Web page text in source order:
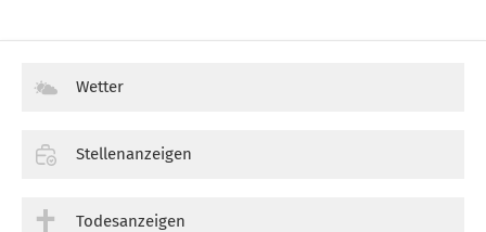
Wetter
Stellenanzeigen
Todesanzeigen